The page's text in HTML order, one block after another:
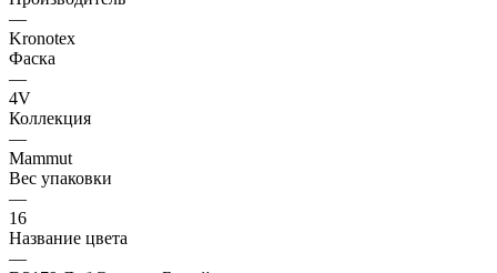
—
Kronotex
Фаска
—
4V
Коллекция
—
Mammut
Вес упаковки
—
16
Название цвета
—